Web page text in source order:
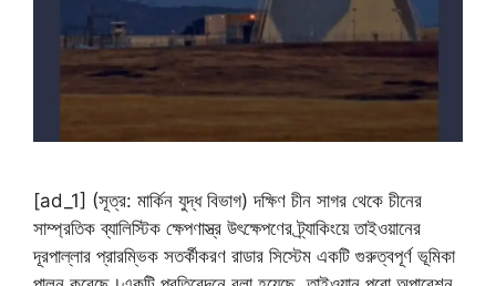
[ad_1] (সূত্র: মার্কিন যুদ্ধ বিভাগ) দক্ষিণ চীন সাগর থেকে চীনের
সাম্প্রতিক ব্যালিস্টিক ক্ষেপণাস্ত্র উৎক্ষেপণের ট্র্যাকিংয়ে তাইওয়ানের
দূরপাল্লার প্রারম্ভিক সতর্কীকরণ রাডার সিস্টেম একটি গুরুত্বপূর্ণ ভূমিকা